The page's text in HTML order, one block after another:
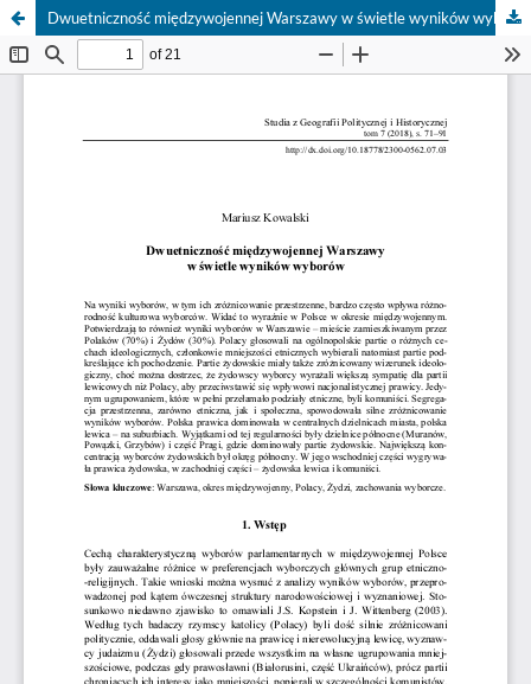
Dwuetniczność międzywojennej Warszawy w świetle wyników wyborów